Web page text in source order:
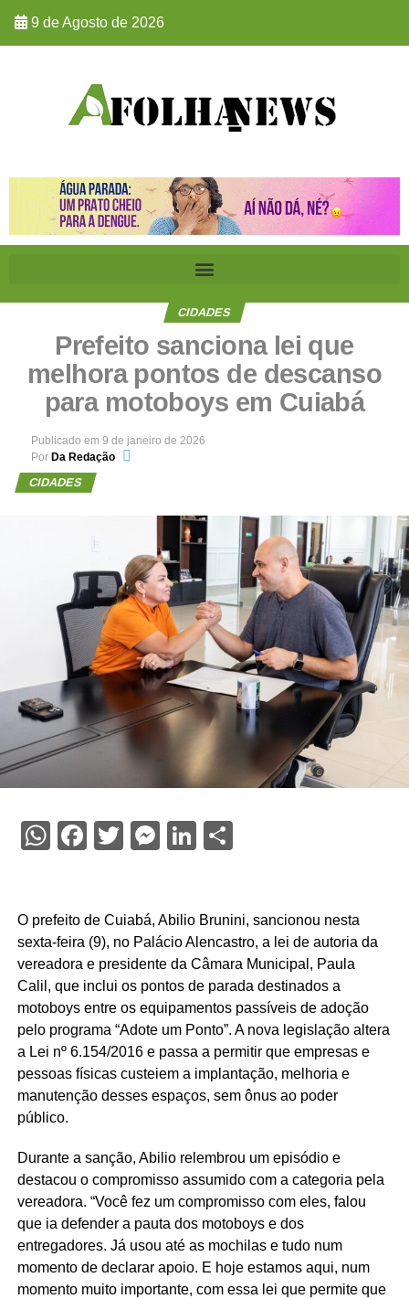
9 de Agosto de 2026
CIDADES
Prefeito sanciona lei que
melhora pontos de descanso
para motoboys em Cuiabá
Publicado em 9 de janeiro de 2026
Por Da Redação
CIDADES
WhatsApp
Facebook
TwitterMessenger
LinkedIn
O prefeito de Cuiabá, Abilio Brunini, sancionou nesta
sexta-feira (9), no Palácio Alencastro, a lei de autoria da
vereadora e presidente da Câmara Municipal, Paula
Calil, que inclui os pontos de parada destinados a
motoboys entre os equipamentos passíveis de adoção
pelo programa “Adote um Ponto”. A nova legislação altera
a Lei nº 6.154/2016 e passa a permitir que empresas e
pessoas físicas custeiem a implantação, melhoria e
manutenção desses espaços, sem ônus ao poder
público.
Durante a sanção, Abilio relembrou um episódio e
destacou o compromisso assumido com a categoria pela
vereadora. “Você fez um compromisso com eles, falou
que ia defender a pauta dos motoboys e dos
entregadores. Já usou até as mochilas e tudo num
momento de declarar apoio. E hoje estamos aqui, num
momento muito importante, com essa lei que permite que